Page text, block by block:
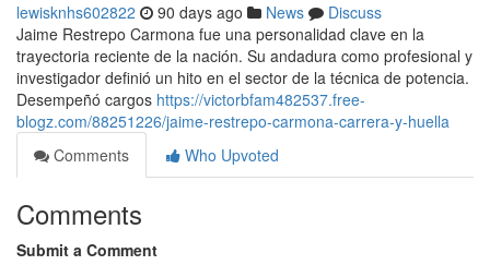
lewisknhs602822 90 days ago News
Discuss
Jaime Restrepo Carmona fue una personalidad clave en la
trayectoria reciente de la nación. Su andadura como profesional y
investigador definió un hito en el sector de la técnica de potencia.
Desempeñó cargos https://victorbfam482537.free-
blogz.com/88251226/jaime-restrepo-carmona-carrera-y-huella
Comments
Who Upvoted
Comments
Submit a Comment